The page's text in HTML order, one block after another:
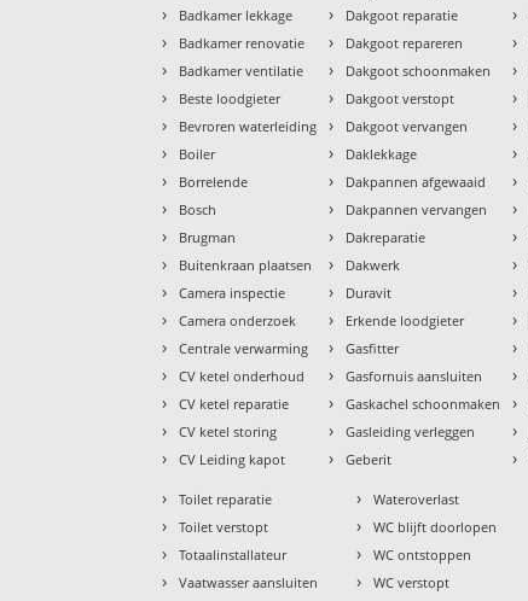
› Badkamer lekkage
› Badkamer renovatie
› Badkamer ventilatie
› Beste loodgieter
› Bevroren waterleiding
› Boiler
› Borrelende
› Bosch
› Brugman
› Buitenkraan plaatsen
› Camera inspectie
› Camera onderzoek
› Centrale verwarming
› CV ketel onderhoud
› CV ketel reparatie
› CV ketel storing
› CV Leiding kapot
› Dakgoot reparatie
› Dakgoot repareren
› Dakgoot schoonmaken
› Dakgoot verstopt
› Dakgoot vervangen
› Daklekkage
› Dakpannen afgewaaid
› Dakpannen vervangen
› Dakreparatie
› Dakwerk
› Duravit
› Erkende loodgieter
› Gasfitter
› Gasfornuis aansluiten
› Gaskachel schoonmaken
› Gasleiding verleggen
› Geberit
›
›
›
›
›
›
›
›
›
›
›
›
›
›
›
›
›
› Toilet reparatie
› Toilet verstopt
› Totaalinstallateur
› Vaatwasser aansluiten
› Wateroverlast
› WC blijft doorlopen
› WC ontstoppen
› WC verstopt